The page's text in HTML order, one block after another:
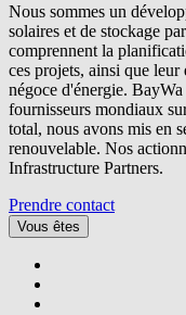
Nous sommes un
solaires et de stockage
comprennent la
ces projets, ainsi que
négoce d'énergie. BayWa
fournisseurs mondiaux
total, nous avons mis en
renouvelable. Nos
Infrastructure Partners.
Prendre contact
Vous êtes